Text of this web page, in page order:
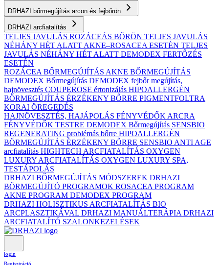
DRHAZI bőrmegújítás arcon és fejbőrön
DRHAZI arcfiatalítás
TELJES JAVULÁS ROZÁCEÁS BŐRÖN TELJES JAVULÁS
NÉHÁNY HÉT ALATT AKNE–ROSACEA ESETÉN TELJES
JAVULÁS NÉHÁNY HÉT ALATT DEMODEX FERTŐZÉS
ESETÉN
ROZÁCEA BŐRMEGÚJÍTÁS AKNE BŐRMEGÚJÍTÁS
DEMODEX Bőrmegújítás DEMODEX fejbőr megújítás,
hajnövesztés COUPEROSE értonizálás HIPOALLERGÉN
BŐRMEGÚJÍTÁS ÉRZÉKENY BŐRRE PIGMENTFOLTRA
KORAI ÖREGEDÉS
HAJNÖVESZTÉS, HAJÁPOLÁS FÉNYVÉDŐK ARCRA
FÉNYVÉDŐK TESTRE DEMODEX Bőrmegújítás SENSBIO
REGENERATING problémás bőrre HIPOALLERGÉN
BŐRMEGÚJÍTÁS ÉRZÉKENY BŐRRE SENSBIO ANTI AGE
arcfiatalítás HIGHTECH ARCFIATALÍTÁS OXYGEN
LUXURY ARCFIATALÍTÁS OXYGEN LUXURY SPA,
TESTÁPOLÁS
DRHAZI BŐRMEGÚJÍTÁS MÓDSZEREK DRHAZI
BŐRMEGÚJÍTÓ PROGRAMOK ROSACEA PROGRAM
AKNE PROGRAM DEMODEX PROGRAM
DRHAZI HOLISZTIKUS ARCFIATALÍTÁS BIO
ARCPLASZTIKÁVAL DRHAZI MANUÁLTERÁPIA DRHAZI
ARCFIATALÍTÓ SZALONKEZELÉSEK
login
Regisztráció